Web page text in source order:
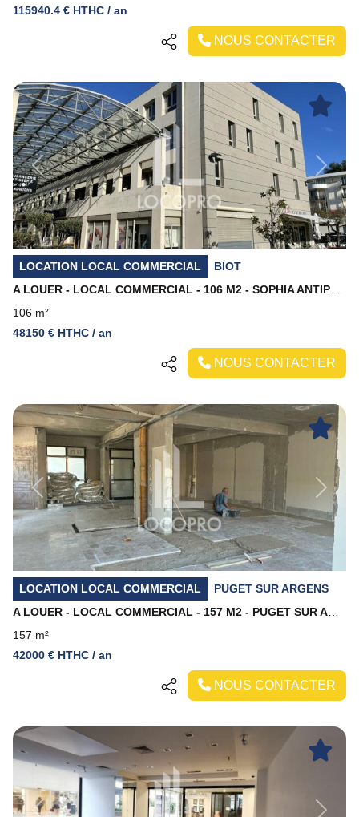
115940.4 € HTHC / an
NOUS CONTACTER
Previous Next
LOCATION LOCAL COMMERCIAL
BIOT
106 m²
48150 € HTHC / an
NOUS CONTACTER
Previous Next
LOCATION LOCAL COMMERCIAL
PUGET SUR ARGENS
157 m²
42000 € HTHC / an
NOUS CONTACTER